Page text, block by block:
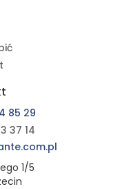
85 29
37 14
1/5